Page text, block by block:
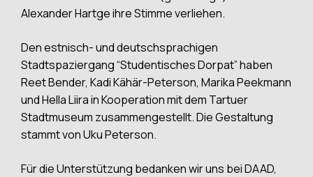
Alexander Hartge ihre Stimme verliehen.
Den estnisch- und deutschsprachigen
Stadtspaziergang “Studentisches Dorpat” haben
Reet Bender, Kadi Kähär-Peterson, Marika Peekmann
und Hella Liira in Kooperation mit dem Tartuer
Stadtmuseum zusammengestellt. Die Gestaltung
stammt von Uku Peterson.
Für die Unterstützung bedanken wir uns bei DAAD,